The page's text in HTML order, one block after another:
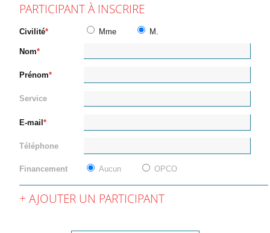
PARTICIPANT À INSCRIRE
Civilité Mme M.
Nom
Prénom
Service
E-mail
Téléphone
Financement Aucun OPCO
AJOUTER UN PARTICIPANT